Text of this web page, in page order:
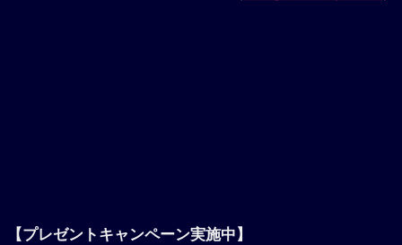
【プレゼントキャンペーン実施中】